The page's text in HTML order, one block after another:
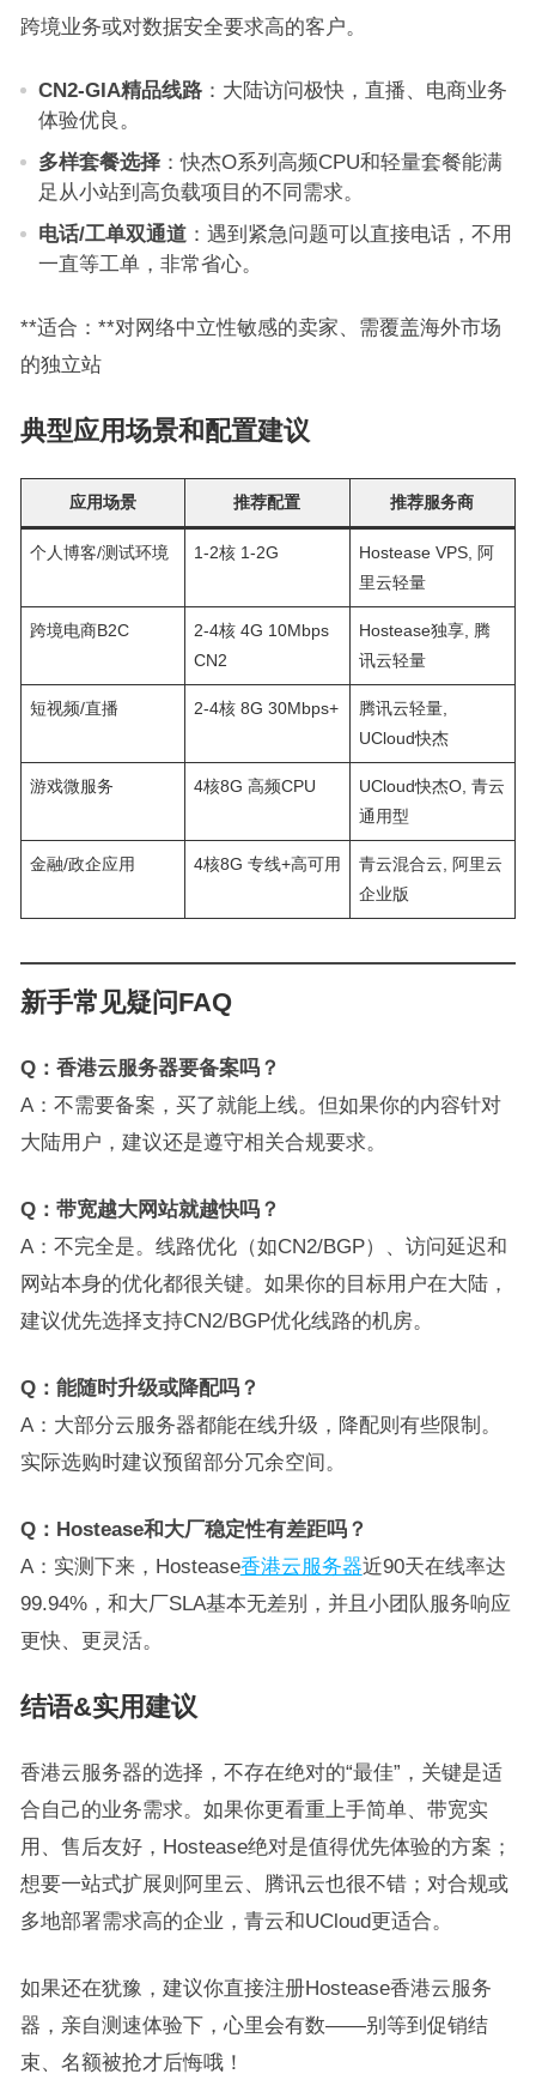
跨境业务或对数据安全要求高的客户。
CN2-GIA精品线路：大陆访问极快，直播、电商业务
体验优良。
多样套餐选择：快杰O系列高频CPU和轻量套餐能满
足从小站到高负载项目的不同需求。
电话/工单双通道：遇到紧急问题可以直接电话，不用
一直等工单，非常省心。
**适合：**对网络中立性敏感的卖家、需覆盖海外市场
的独立站
典型应用场景和配置建议
应用场景 推荐配置 推荐服务商
个人博客/测试环境 1-2核 1-2G
Hostease VPS, 阿
里云轻量
跨境电商B2C
2-4核 4G 10Mbps
CN2
Hostease独享, 腾
讯云轻量
短视频/直播 2-4核 8G 30Mbps+
腾讯云轻量,
UCloud快杰
游戏微服务 4核8G 高频CPU
UCloud快杰O, 青云
通用型
金融/政企应用 4核8G 专线+高可用
青云混合云, 阿里云
企业版
新手常见疑问FAQ
Q：香港云服务器要备案吗？
A：不需要备案，买了就能上线。但如果你的内容针对
大陆用户，建议还是遵守相关合规要求。
Q：带宽越大网站就越快吗？
A：不完全是。线路优化（如CN2/BGP）、访问延迟和
网站本身的优化都很关键。如果你的目标用户在大陆，
建议优先选择支持CN2/BGP优化线路的机房。
Q：能随时升级或降配吗？
A：大部分云服务器都能在线升级，降配则有些限制。
实际选购时建议预留部分冗余空间。
Q：Hostease和大厂稳定性有差距吗？
A：实测下来，Hostease香港云服务器近90天在线率达
99.94%，和大厂SLA基本无差别，并且小团队服务响应
更快、更灵活。
结语&实用建议
香港云服务器的选择，不存在绝对的“最佳”，关键是适
合自己的业务需求。如果你更看重上手简单、带宽实
用、售后友好，Hostease绝对是值得优先体验的方案；
想要一站式扩展则阿里云、腾讯云也很不错；对合规或
多地部署需求高的企业，青云和UCloud更适合。
如果还在犹豫，建议你直接注册Hostease香港云服务
器，亲自测速体验下，心里会有数——别等到促销结
束、名额被抢才后悔哦！